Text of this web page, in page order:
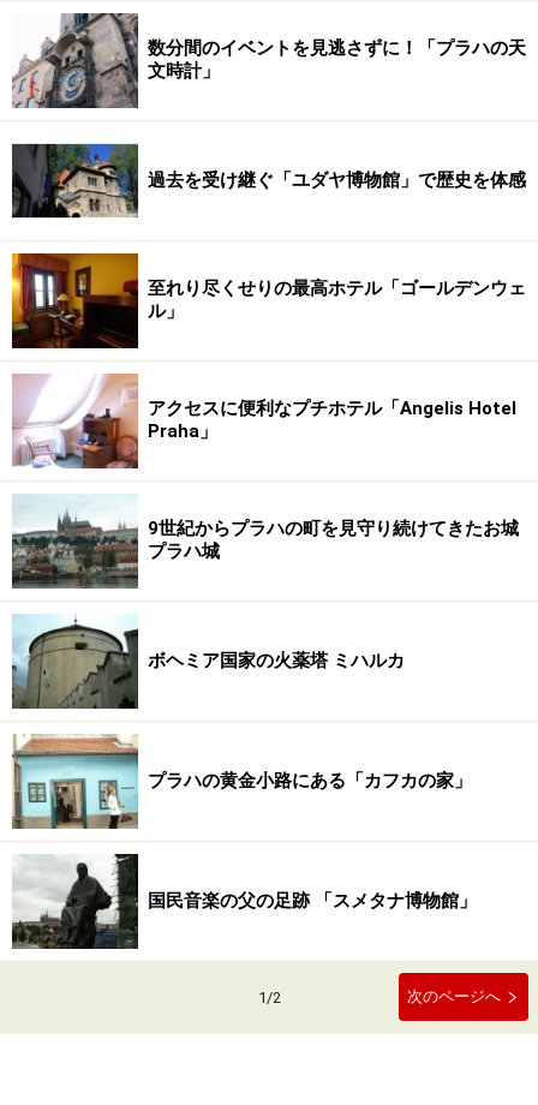
数分間のイベントを見逃さずに！「プラハの天
文時計」
過去を受け継ぐ「ユダヤ博物館」で歴史を体感
至れり尽くせりの最高ホテル「ゴールデンウェ
ル」
アクセスに便利なプチホテル「Angelis Hotel
Praha」
9世紀からプラハの町を見守り続けてきたお城
プラハ城
ボヘミア国家の火薬塔 ミハルカ
プラハの黄金小路にある「カフカの家」
国民音楽の父の足跡 「スメタナ博物館」
1/2 次のページへ